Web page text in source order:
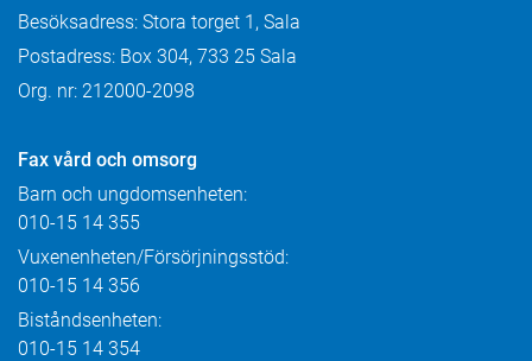
Besöksadress: Stora torget 1, Sala
Postadress: Box 304, 733 25 Sala
Org. nr: 212000-2098
Fax vård och omsorg
Barn och ungdomsenheten:
010-15 14 355
Vuxenenheten/Försörjningsstöd:
010-15 14 356
Biståndsenheten:
010-15 14 354